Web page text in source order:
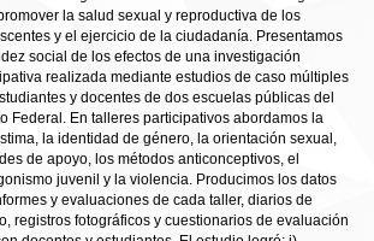
la salud sexual y reproductiva de los
y el ejercicio de la ciudadanía. Presentamos
social de los efectos de una investigación
realizada mediante estudios de caso múltiples
y docentes de dos escuelas públicas del
Federal. En talleres participativos abordamos la
la identidad de género, la orientación sexual,
de apoyo, los métodos anticonceptivos, el
juvenil y la violencia. Producimos los datos
y evaluaciones de cada taller, diarios de
registros fotográficos y cuestionarios de evaluación